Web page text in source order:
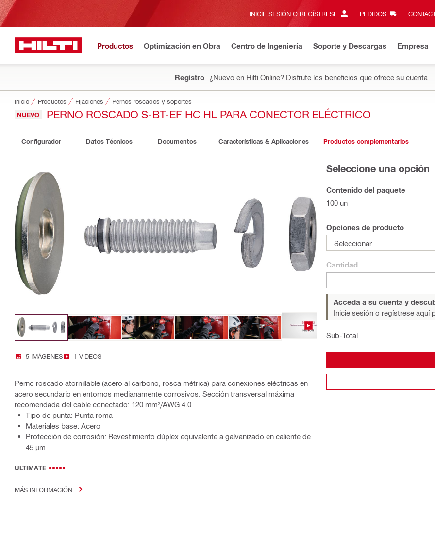
INICIE SESIÓN O REGÍSTRESE PEDIDOS
Productos Optimización en Obra Centro de Ingeniería Soporte y Descargas Empresa
Registro ¿Nuevo en Hilti Online? Disfrute los beneficios que ofrece su cuenta
Inicio Productos Fijaciones Pernos roscados y soportes
NUEVO PERNO ROSCADO S-BT-EF HC HL PARA CONECTOR ELÉCTRICO
Configurador Datos Técnicos Documentos Características & Aplicaciones Productos complementarios
5 IMÁGENES 1 VIDEOS
Perno roscado atornillable (acero al carbono, rosca métrica) para conexiones eléctricas en
acero secundario en entornos medianamente corrosivos. Sección transversal máxima
recomendada del cable conectado: 120 mm²/AWG 4.0
Tipo de punta: Punta roma
Materiales base: Acero
Protección de corrosión: Revestimiento dúplex equivalente a galvanizado en caliente de
45 µm
ULTIMATE
MÁS INFORMACIÓN
Seleccione una opción
Contenido del paquete
100 un
Opciones de producto
Seleccionar
Cantidad
Acceda a su cuenta y
Inicie sesión o regístrese aquí
Sub-Total